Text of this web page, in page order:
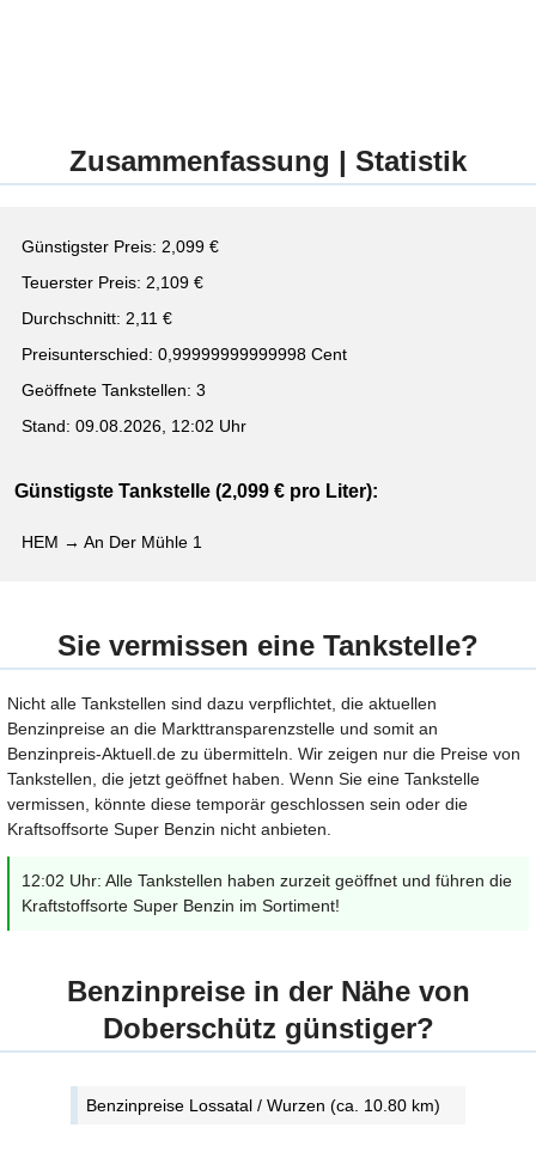
Zusammenfassung | Statistik
Günstigster Preis: 2,099 €
Teuerster Preis: 2,109 €
Durchschnitt: 2,11 €
Preisunterschied: 0,99999999999998 Cent
Geöffnete Tankstellen: 3
Stand: 09.08.2026, 12:02 Uhr
Günstigste Tankstelle (2,099 € pro Liter):
HEM → An Der Mühle 1
Sie vermissen eine Tankstelle?
Nicht alle Tankstellen sind dazu verpflichtet, die aktuellen
Benzinpreise an die Markttransparenzstelle und somit an
Benzinpreis-Aktuell.de zu übermitteln. Wir zeigen nur die Preise von
Tankstellen, die jetzt geöffnet haben. Wenn Sie eine Tankstelle
vermissen, könnte diese temporär geschlossen sein oder die
Kraftsoffsorte Super Benzin nicht anbieten.
12:02 Uhr: Alle Tankstellen haben zurzeit geöffnet und führen die
Kraftstoffsorte Super Benzin im Sortiment!
Benzinpreise in der Nähe von
Doberschütz günstiger?
Benzinpreise Lossatal / Wurzen (ca. 10.80 km)